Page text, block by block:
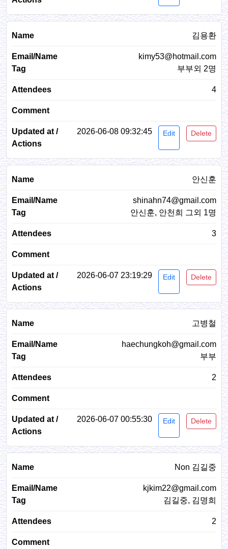
김용환
kimy53@hotmail.com
부부외 2명
4
2026-06-08 09:32:45 Edit Delete
안신훈
shinahn74@gmail.com
안신훈, 안천희 그외 1명
3
2026-06-07 23:19:29 Edit Delete
고병철
haechungkoh@gmail.com
부부
2
2026-06-07 00:55:30 Edit Delete
Non 김길중
kjkim22@gmail.com
김길중, 김명희
2